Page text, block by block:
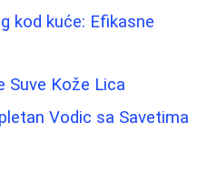
kod kuće: Efikasne
Suve Kože Lica
Vodic sa Savetima